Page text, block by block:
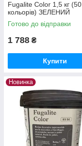
Fugalite Color 1,5 кг (50
кольорів) ЗЕЛЕНИЙ
Готово до відправки
1 788 ₴
Купити
Новинка